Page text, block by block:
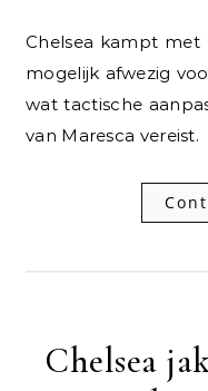
Chelsea kampt met blessures; Neto en Palmer zijn
mogelijk afwezig
wat tactische
van Maresca vereist.
Chelsea